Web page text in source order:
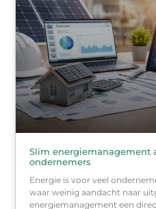
Slim energiemanagement
ondernemers
Energie is voor veel
waar weinig aandacht naar
energiemanagement een